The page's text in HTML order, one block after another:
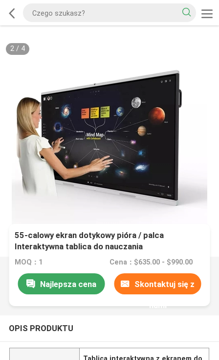
2/ 4
55-calowy ekran dotykowy pióra / palca
Interaktywna tablica do nauczania
MOQ：1 Cena：$635.00 - $990.00
Najlepsza cena Skontaktuj się z
nami
OPIS PRODUKTU
Tablica interaktywna z ekranem do